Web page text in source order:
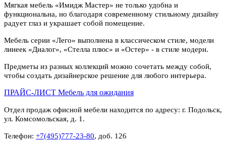
Мягкая мебель «Имидж Мастер» не только удобна и
функциональна, но благодаря современному стильному дизайну
радует глаз и украшает собой помещение.
Мебель серии «Лего» выполнена в классическом стиле, модели
линеек «Диалог», «Стелла плюс» и «Остер» - в стиле модерн.
Предметы из разных коллекций можно сочетать между собой,
чтобы создать дизайнерское решение для любого интерьера.
ПРАЙС-ЛИСТ Мебель для ожидания
Отдел продаж офисной мебели находится по адресу: г. Подольск,
ул. Комсомольская, д. 1.
Телефон: +7(495)777-23-80, доб. 126